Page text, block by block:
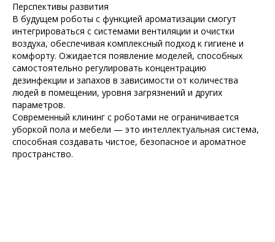
Перспективы развития
В будущем роботы с функцией ароматизации смогут
интегрироваться с системами вентиляции и очистки
воздуха, обеспечивая комплексный подход к гигиене и
комфорту. Ожидается появление моделей, способных
самостоятельно регулировать концентрацию
дезинфекции и запахов в зависимости от количества
людей в помещении, уровня загрязнений и других
параметров.
Современный клининг с роботами не ограничивается
уборкой пола и мебели — это интеллектуальная система,
способная создавать чистое, безопасное и ароматное
пространство.